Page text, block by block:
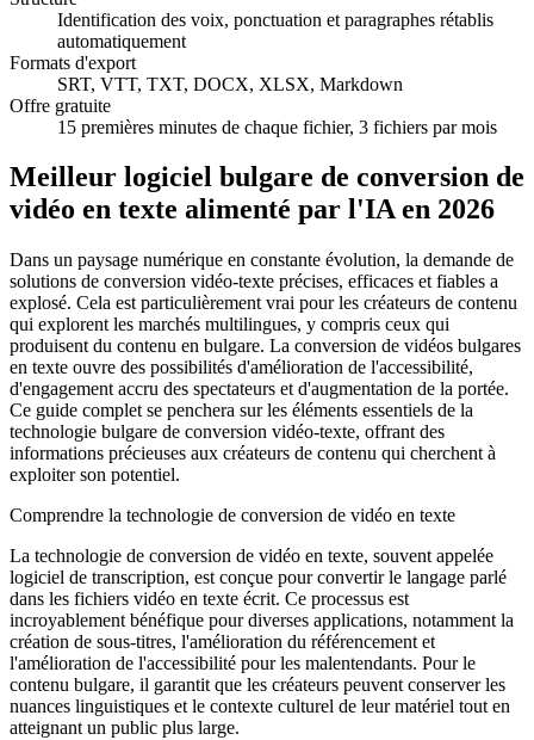
Identification des voix, ponctuation et paragraphes rétablis
automatiquement
Formats d'export
SRT, VTT, TXT, DOCX, XLSX, Markdown
Offre gratuite
15 premières minutes de chaque fichier, 3 fichiers par mois
Meilleur logiciel bulgare de conversion de
vidéo en texte alimenté par l'IA en 2026
Dans un paysage numérique en constante évolution, la demande de
solutions de conversion vidéo-texte précises, efficaces et fiables a
explosé. Cela est particulièrement vrai pour les créateurs de contenu
qui explorent les marchés multilingues, y compris ceux qui
produisent du contenu en bulgare. La conversion de vidéos bulgares
en texte ouvre des possibilités d'amélioration de l'accessibilité,
d'engagement accru des spectateurs et d'augmentation de la portée.
Ce guide complet se penchera sur les éléments essentiels de la
technologie bulgare de conversion vidéo-texte, offrant des
informations précieuses aux créateurs de contenu qui cherchent à
exploiter son potentiel.
Comprendre la technologie de conversion de vidéo en texte
La technologie de conversion de vidéo en texte, souvent appelée
logiciel de transcription, est conçue pour convertir le langage parlé
dans les fichiers vidéo en texte écrit. Ce processus est
incroyablement bénéfique pour diverses applications, notamment la
création de sous-titres, l'amélioration du référencement et
l'amélioration de l'accessibilité pour les malentendants. Pour le
contenu bulgare, il garantit que les créateurs peuvent conserver les
nuances linguistiques et le contexte culturel de leur matériel tout en
atteignant un public plus large.